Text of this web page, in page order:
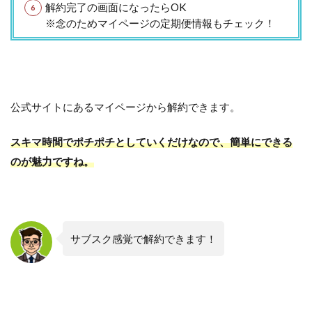
解約完了の画面になったらOK
※念のためマイページの定期便情報もチェック！
公式サイトにあるマイページから解約できます。
スキマ時間でポチポチとしていくだけなので、簡単にできる
のが魅力ですね。
サブスク感覚で解約できます！